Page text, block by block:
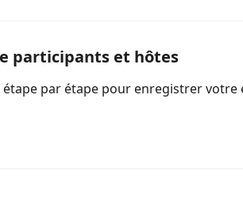
participants et hôtes
par étape pour enregistrer votre